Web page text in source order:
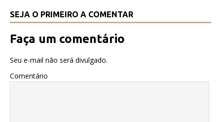
SEJA O PRIMEIRO A COMENTAR
Faça um comentário
Seu e-mail não será divulgado.
Comentário